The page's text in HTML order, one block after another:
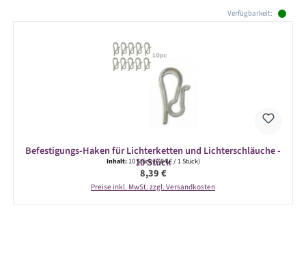
Verfügbarkeit:
Befestigungs-Haken für Lichterketten und Lichterschläuche -
10 Stück
Inhalt:10 Stück(0,84 € / 1 Stück)
Regulärer Preis:
8,39 €
Preise inkl. MwSt. zzgl. Versandkosten